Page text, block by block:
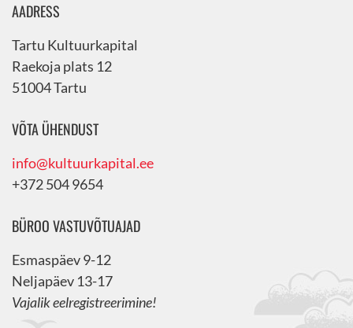
AADRESS
Tartu Kultuurkapital
Raekoja plats 12
51004 Tartu
VÕTA ÜHENDUST
info@kultuurkapital.ee
+372 504 9654
BÜROO VASTUVÕTUAJAD
Esmaspäev 9-12
Neljapäev 13-17
Vajalik eelregistreerimine!